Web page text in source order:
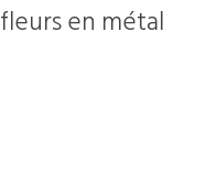
en métal